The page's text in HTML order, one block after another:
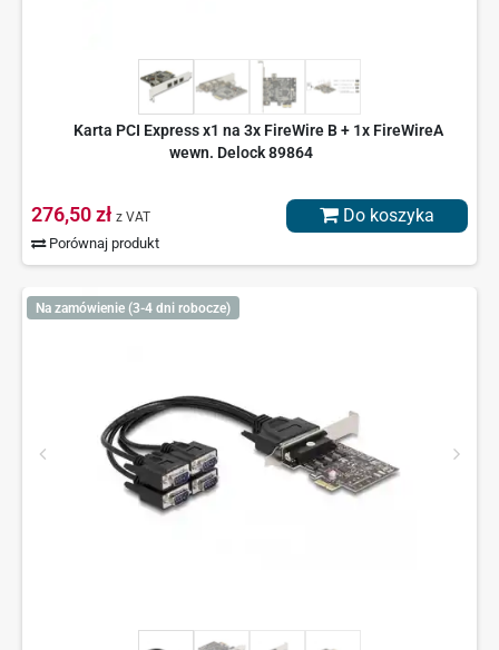
Karta PCI Express x1 na 3x FireWire B + 1x FireWireA
wewn. Delock 89864
276,50 zł z VAT
Porównaj produkt
Do koszyka
Na zamówienie (3-4 dni robocze)